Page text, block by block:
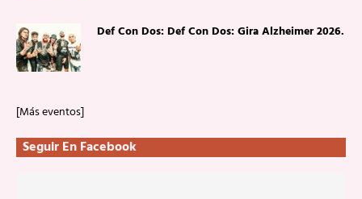
Def Con Dos: Def Con Dos: Gira Alzheimer 2026.
[Más eventos]
Seguir En Facebook